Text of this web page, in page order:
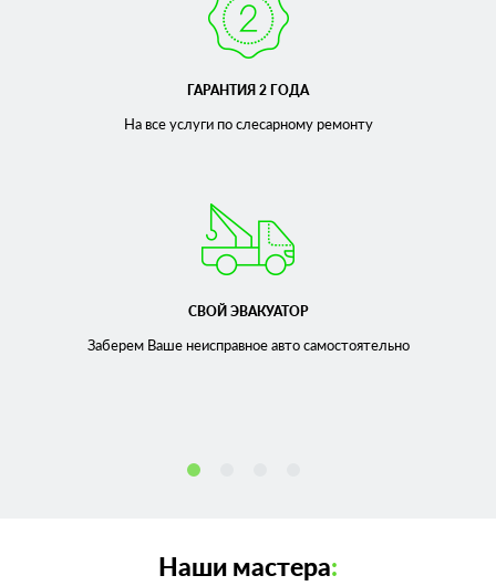
ГАРАНТИЯ 2 ГОДА
На все услуги по слесарномуремонту
СВОЙ ЭВАКУАТОР
Заберем Ваше неисправноеавто самостоятельно
Наши мастера: